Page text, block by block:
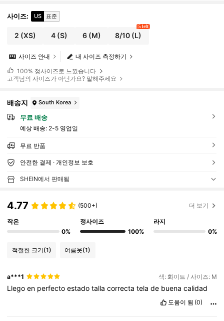
사이즈: US 표준
2 (XS) 4(S) 6(M) 8/10 (L)
5 left
내 사이즈 측정하기
사이즈 안내
100% 정사이즈로 느꼈습니다
고객님의 사이즈가 아닌가요? 말해주세요
배송지 South Korea
무료 배송
예상 배송: 2-5 영업일
무료 반품
안전한 결제 · 개인정보 보호
SHEIN에서 판매됨
4.77 (500+) 더 보기
작은
0%
정사이즈
100%
라지
0%
적절한 크기(1) 여름옷(1)
a***1 색: 화이트 / 사이즈: M
Llegoen perfectoestadotallacorrectatelade buenacalidad
도움이 됨 (0)